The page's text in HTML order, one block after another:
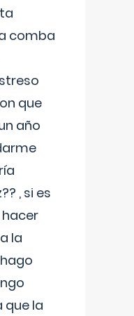
comba
que
año
, si es
la
que la